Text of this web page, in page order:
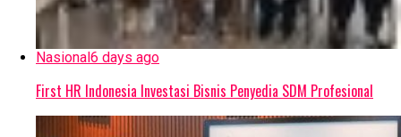
Nasional6 days ago
First HR Indonesia Investasi Bisnis Penyedia SDM Profesional